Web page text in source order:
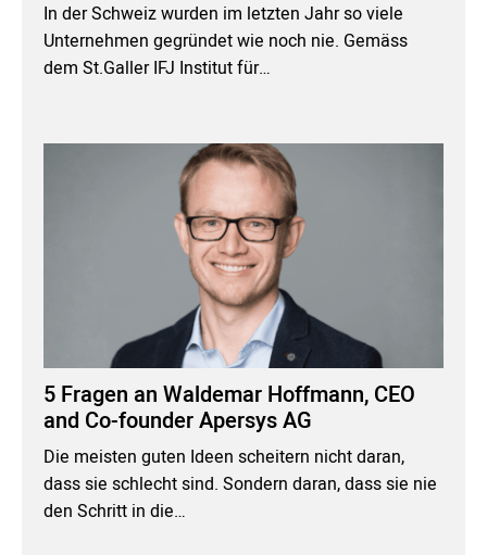
In der Schweiz wurden im letzten Jahr so viele
Unternehmen gegründet wie noch nie. Gemäss
dem St.Galler IFJ Institut für…
5 Fragen an Waldemar Hoffmann, CEO
and Co-founder Apersys AG
Die meisten guten Ideen scheitern nicht daran,
dass sie schlecht sind. Sondern daran, dass sie nie
den Schritt in die…